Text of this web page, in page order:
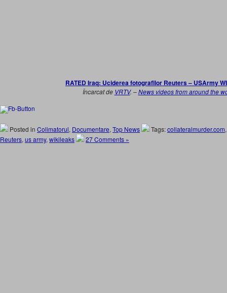
RATED Iraq: Uciderea fotografilor Reuters – USArmy
Încarcat de VRTV. –News videos from around the
Posted in Colimatorul, Documentare, Top News Tags:collateralmurder.com
Reuters, us army, wikileaks 27 Comments »